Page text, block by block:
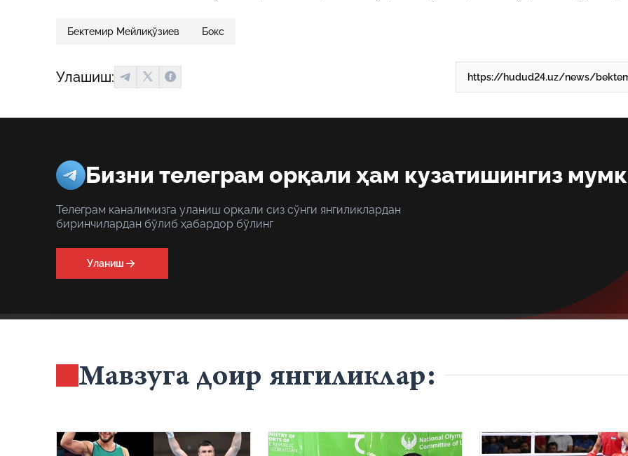
Бектемир Мейлиқўзиев Бокс
Улашиш:
Бизни телеграм орқали ҳам кузатишингиз
Телеграм каналимизга уланиш орқали сиз сўнги янгиликлардан
биринчилардан бўлиб ҳабардор бўлинг
Уланиш
Мавзуга доир янгиликлар: